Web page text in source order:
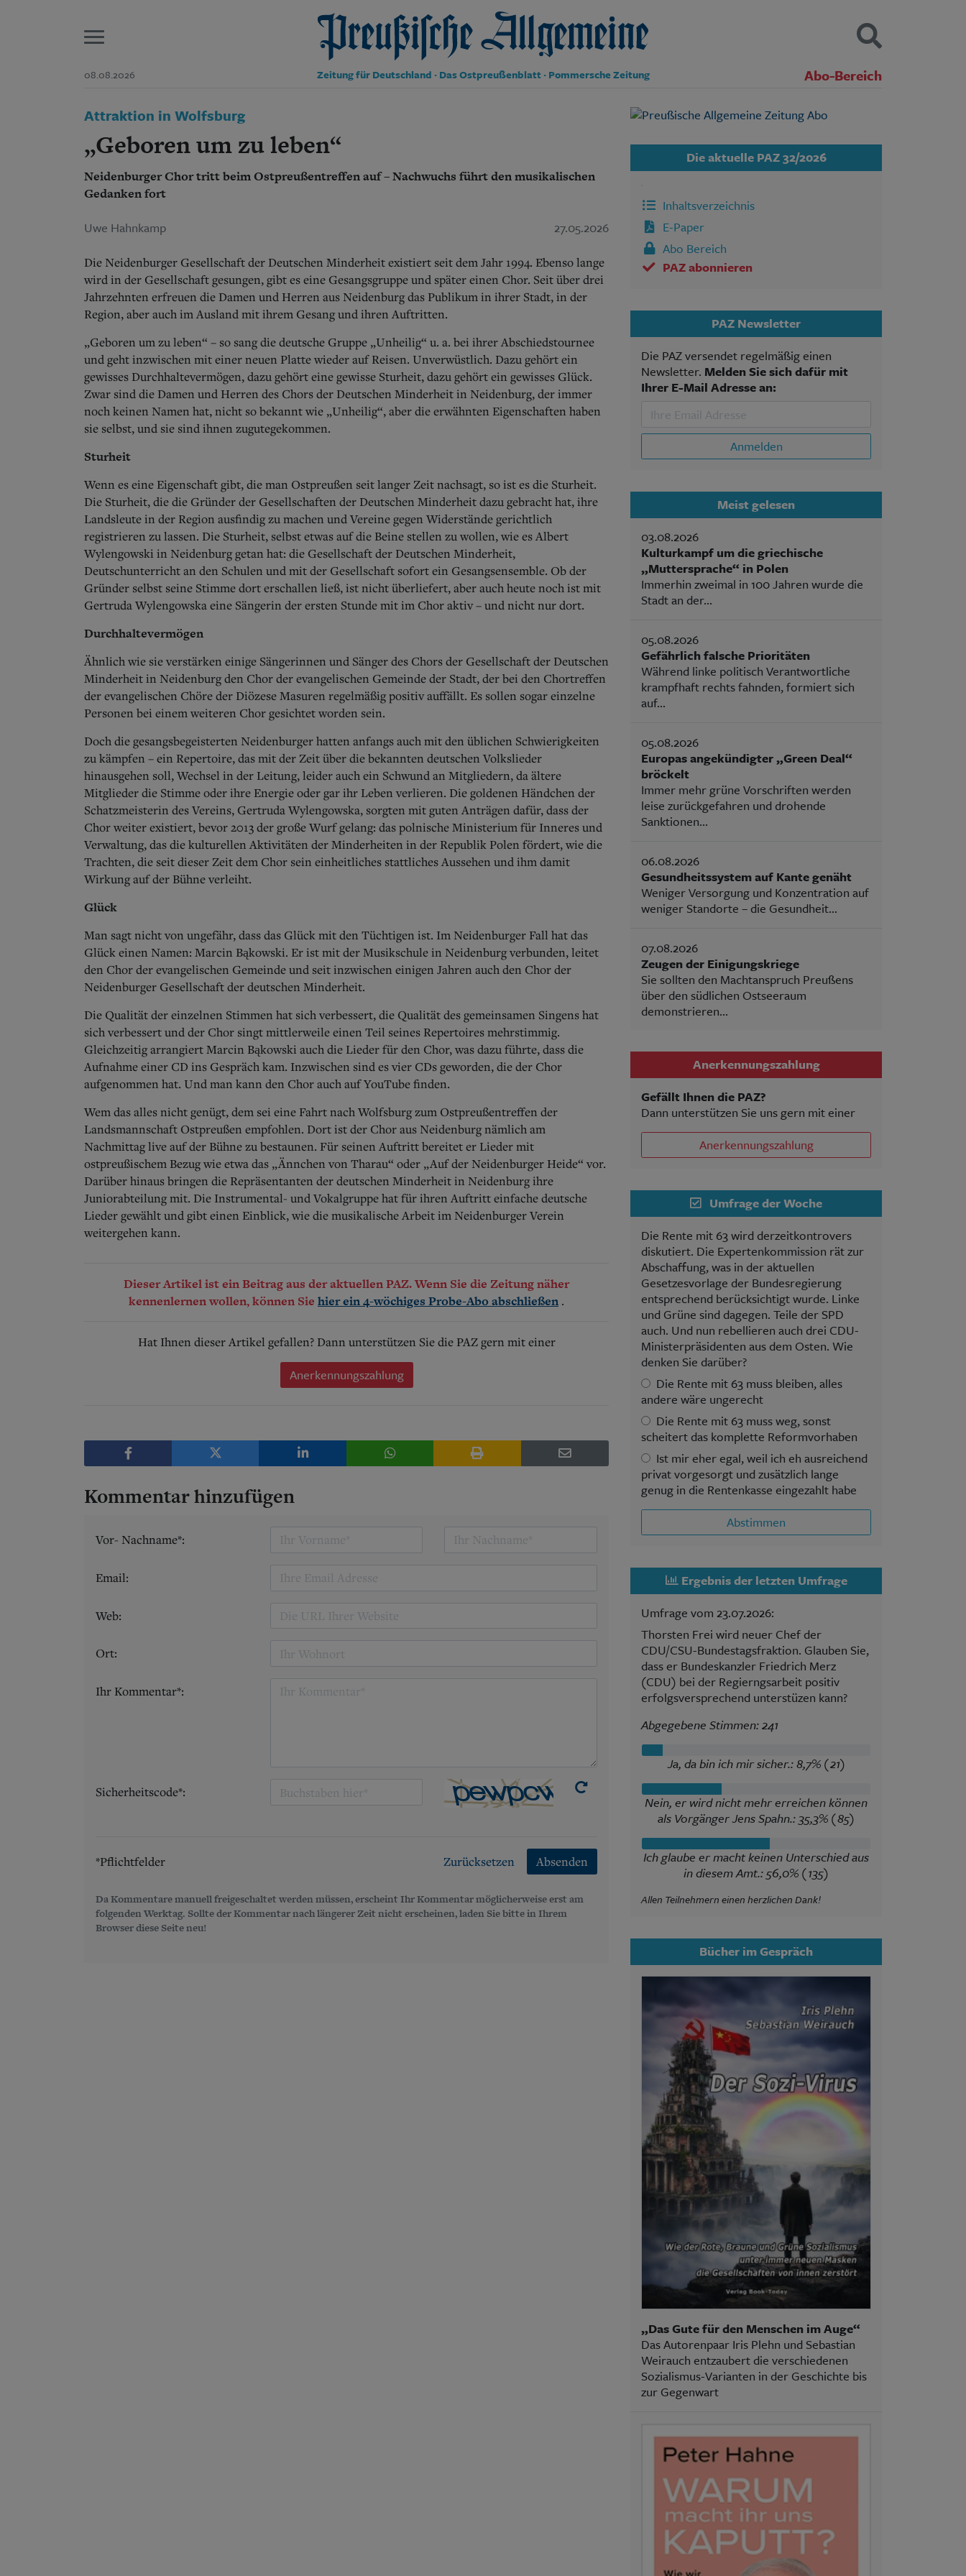
08.08.2026 Preußische Allgemeine Zeitung
Zeitung für Deutschland · Das Ostpreußenblatt · Pommersche Zeitung Abo-Bereich
Start
Aktuelle Ausgabe
Abonnent werden
Abo Prämien
Mediadaten
Gesellschaft
Berlin-Brandenburg
Schlesien
Danzig und Westpreußen
Bücher
Kontakt
Datenschutz
Suchen und finden
SUCHEN
Attraktion in Wolfsburg
„Geboren um zu leben“
Neidenburger Chor tritt beim Ostpreußentreffen auf – Nachwuchs führt den musikalischen
Gedanken fort
Uwe Hahnkamp 27.05.2026
Die Neidenburger Gesellschaft der Deutschen Minderheit existiert seit dem Jahr 1994. Ebenso lange
wird in der Gesellschaft gesungen, gibt es eine Gesangsgruppe und später einen Chor. Seit über drei
Jahrzehnten erfreuen die Damen und Herren aus Neidenburg das Publikum in ihrer Stadt, in der
Region, aber auch im Ausland mit ihrem Gesang und ihren Auftritten.
„Geboren um zu leben“ – so sang die deutsche Gruppe „Unheilig“ u. a. bei ihrer Abschiedstournee
und geht inzwischen mit einer neuen Platte wieder auf Reisen. Unverwüstlich. Dazu gehört ein
gewisses Durchhaltevermögen, dazu gehört eine gewisse Sturheit, dazu gehört ein gewisses Glück.
Zwar sind die Damen und Herren des Chors der Deutschen Minderheit in Neidenburg, der immer
noch keinen Namen hat, nicht so bekannt wie „Unheilig“, aber die erwähnten Eigenschaften haben
sie selbst, und sie sind ihnen zugutegekommen.
Sturheit
Wenn es eine Eigenschaft gibt, die man Ostpreußen seit langer Zeit nachsagt, so ist es die Sturheit.
Die Sturheit, die die Gründer der Gesellschaften der Deutschen Minderheit dazu gebracht hat, ihre
Landsleute in der Region ausfindig zu machen und Vereine gegen Widerstände gerichtlich
registrieren zu lassen. Die Sturheit, selbst etwas auf die Beine stellen zu wollen, wie es Albert
Wylengowski in Neidenburg getan hat: die Gesellschaft der Deutschen Minderheit,
Deutschunterricht an den Schulen und mit der Gesellschaft sofort ein Gesangsensemble. Ob der
Gründer selbst seine Stimme dort erschallen ließ, ist nicht überliefert, aber auch heute noch ist mit
Gertruda Wylengowska eine Sängerin der ersten Stunde mit im Chor aktiv – und nicht nur dort.
Durchhaltevermögen
Ähnlich wie sie verstärken einige Sängerinnen und Sänger des Chors der Gesellschaft der Deutschen
Minderheit in Neidenburg den Chor der evangelischen Gemeinde der Stadt, der bei den Chortreffen
der evangelischen Chöre der Diözese Masuren regelmäßig positiv auffällt. Es sollen sogar einzelne
Personen bei einem weiteren Chor gesichtet worden sein.
Doch die gesangsbegeisterten Neidenburger hatten anfangs auch mit den üblichen Schwierigkeiten
zu kämpfen – ein Repertoire, das mit der Zeit über die bekannten deutschen Volkslieder
hinausgehen soll, Wechsel in der Leitung, leider auch ein Schwund an Mitgliedern, da ältere
Mitglieder die Stimme oder ihre Energie oder gar ihr Leben verlieren. Die goldenen Händchen der
Schatzmeisterin des Vereins, Gertruda Wylengowska, sorgten mit guten Anträgen dafür, dass der
Chor weiter existiert, bevor 2013 der große Wurf gelang: das polnische Ministerium für Inneres und
Verwaltung, das die kulturellen Aktivitäten der Minderheiten in der Republik Polen fördert, wie die
Trachten, die seit dieser Zeit dem Chor sein einheitliches stattliches Aussehen und ihm damit
Wirkung auf der Bühne verleiht.
Glück
Man sagt nicht von ungefähr, dass das Glück mit den Tüchtigen ist. Im Neidenburger Fall hat das
Glück einen Namen: Marcin Bąkowski. Er ist mit der Musikschule in Neidenburg verbunden, leitet
den Chor der evangelischen Gemeinde und seit inzwischen einigen Jahren auch den Chor der
Neidenburger Gesellschaft der deutschen Minderheit.
Die Qualität der einzelnen Stimmen hat sich verbessert, die Qualität des gemeinsamen Singens hat
sich verbessert und der Chor singt mittlerweile einen Teil seines Repertoires mehrstimmig.
Gleichzeitig arrangiert Marcin Bąkowski auch die Lieder für den Chor, was dazu führte, dass die
Aufnahme einer CD ins Gespräch kam. Inzwischen sind es vier CDs geworden, die der Chor
aufgenommen hat. Und man kann den Chor auch auf YouTube finden.
Wem das alles nicht genügt, dem sei eine Fahrt nach Wolfsburg zum Ostpreußentreffen der
Landsmannschaft Ostpreußen empfohlen. Dort ist der Chor aus Neidenburg nämlich am
Nachmittag live auf der Bühne zu bestaunen. Für seinen Auftritt bereitet er Lieder mit
ostpreußischem Bezug wie etwa das „Ännchen von Tharau“ oder „Auf der Neidenburger Heide“ vor.
Darüber hinaus bringen die Repräsentanten der deutschen Minderheit in Neidenburg ihre
Juniorabteilung mit. Die Instrumental- und Vokalgruppe hat für ihren Auftritt einfache deutsche
Lieder gewählt und gibt einen Einblick, wie die musikalische Arbeit im Neidenburger Verein
weitergehen kann.
Dieser Artikel ist ein Beitrag aus der aktuellen PAZ. Wenn Sie die Zeitung näher
kennenlernen wollen, können Sie hier ein 4-wöchiges Probe-Abo abschließen .
Hat Ihnen dieser Artikel gefallen? Dann unterstützen Sie die PAZ gern mit einer
Anerkennungszahlung
Kommentar hinzufügen
Vor- Nachname*:
Email:
Web:
Ort:
Ihr Kommentar*:
Sicherheitscode*:
*Pflichtfelder Zurücksetzen Absenden
Da Kommentare manuell freigeschaltet werden müssen, erscheint Ihr Kommentar möglicherweise erst am
folgenden Werktag. Sollte der Kommentar nach längerer Zeit nicht erscheinen, laden Sie bitte in Ihrem
Browser diese Seite neu!
Die aktuelle PAZ 32/2026
Inhaltsverzeichnis
E-Paper
Abo Bereich
PAZ abonnieren
PAZ Newsletter
Die PAZ versendet regelmäßig einen
Newsletter. Melden Sie sich dafür mit
Ihrer E-Mail Adresse an:
Anmelden
Meist gelesen
03.08.2026
Kulturkampf um die griechische
„Muttersprache“ in Polen
Immerhin zweimal in 100 Jahren wurde die
Stadt an der...
05.08.2026
Gefährlich falsche Prioritäten
Während linke politisch Verantwortliche
krampfhaft rechts fahnden, formiert sich
auf...
05.08.2026
Europas angekündigter „Green Deal“
bröckelt
Immer mehr grüne Vorschriften werden
leise zurückgefahren und drohende
Sanktionen...
06.08.2026
Gesundheitssystem auf Kante genäht
Weniger Versorgung und Konzentration auf
weniger Standorte – die Gesundheit...
07.08.2026
Zeugen der Einigungskriege
Sie sollten den Machtanspruch Preußens
über den südlichen Ostseeraum
demonstrieren...
Anerkennungszahlung
Gefällt Ihnen die PAZ?
Dann unterstützen Sie uns gern mit einer
Anerkennungszahlung
Umfrage der Woche
Die Rente mit 63 wird derzeitkontrovers
diskutiert. Die Expertenkommission rät zur
Abschaffung, was in der aktuellen
Gesetzesvorlage der Bundesregierung
entsprechend berücksichtigt wurde. Linke
und Grüne sind dagegen. Teile der SPD
auch. Und nun rebellieren auch drei CDU-
Ministerpräsidenten aus dem Osten. Wie
denken Sie darüber?
Die Rente mit 63 muss bleiben, alles
andere wäre ungerecht
Die Rente mit 63 muss weg, sonst
scheitert das komplette Reformvorhaben
Ist mir eher egal, weil ich eh ausreichend
privat vorgesorgt und zusätzlich lange
genug in die Rentenkasse eingezahlt habe
Abstimmen
Ergebnis der letzten Umfrage
Umfrage vom 23.07.2026:
Thorsten Frei wird neuer Chef der
CDU/CSU-Bundestagsfraktion. Glauben Sie,
dass er Bundeskanzler Friedrich Merz
(CDU) bei der Regierngsarbeit positiv
erfolgsversprechend unterstüzen kann?
Abgegebene Stimmen: 241
Ja, da bin ich mir sicher.: 8,7% (21)
Nein, er wird nicht mehr erreichen können
als Vorgänger Jens Spahn.: 35,3% (85)
Ich glaube er macht keinen Unterschied aus
in diesem Amt.: 56,0% (135)
Allen Teilnehmern einen herzlichen Dank!
Bücher im Gespräch
„Das Gute für den Menschen im Auge“
Das Autorenpaar Iris Plehn und Sebastian
Weirauch entzaubert die verschiedenen
Sozialismus-Varianten in der Geschichte bis
zur Gegenwart